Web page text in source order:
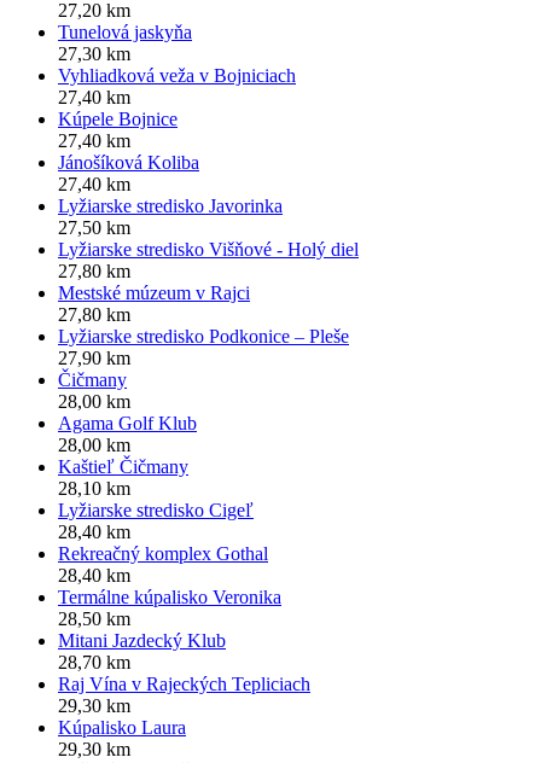
27,20 km
Tunelová jaskyňa
27,30 km
Vyhliadková veža v Bojniciach
27,40 km
Kúpele Bojnice
27,40 km
Jánošíková Koliba
27,40 km
Lyžiarske stredisko Javorinka
27,50 km
Lyžiarske stredisko Višňové - Holý diel
27,80 km
Mestské múzeum v Rajci
27,80 km
Lyžiarske stredisko Podkonice – Pleše
27,90 km
Čičmany
28,00 km
Agama Golf Klub
28,00 km
Kaštieľ Čičmany
28,10 km
Lyžiarske stredisko Cigeľ
28,40 km
Rekreačný komplex Gothal
28,40 km
Termálne kúpalisko Veronika
28,50 km
Mitani Jazdecký Klub
28,70 km
Raj Vína v Rajeckých Tepliciach
29,30 km
Kúpalisko Laura
29,30 km